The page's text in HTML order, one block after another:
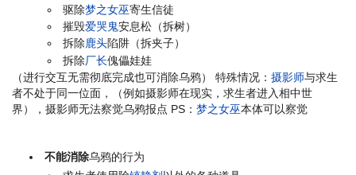
驱除梦之女巫寄生信徒
摧毁爱哭鬼安息松（拆树）
拆除鹿头陷阱（拆夹子）
拆除厂长傀儡娃娃
（进行交互无需彻底完成也可消除乌鸦） 特殊情况： 摄影师与求生
者不处于同一位面，（例如摄影师在现实，求生者进入相中世
界），摄影师无法察觉乌鸦报点 PS： 梦之女巫本体可以察觉
不能消除乌鸦的行为